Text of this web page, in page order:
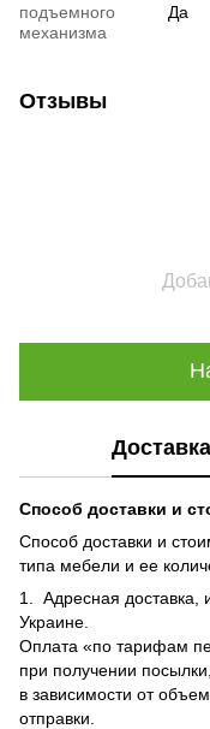
подъемного
механизма
Да
Отзывы
Доставка
Способ доставки и
Способ доставки и
типа мебели и ее
1. Адресная доставка,
Украине.
Оплата «по тарифам
при получении
в зависимости от
отправки.